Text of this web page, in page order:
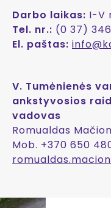
Darbo laikas: I-V
Tel. nr.: (0 37)
El. paštas:
V. Tumėnienės
ankstyvosios
vadovas
Romualdas
Mob. +370 650